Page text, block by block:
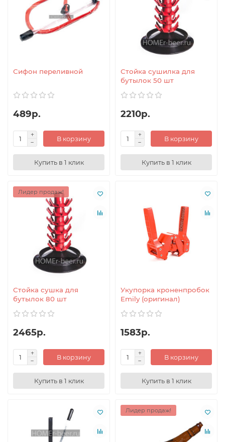
Сифон переливной
489р.
В корзину
Купить в 1 клик
Стойка сушилка для
бутылок 50 шт
2210р.
В корзину
Купить в 1 клик
Лидер продаж!
Стойка сушка для
бутылок 80 шт
2465р.
В корзину
Купить в 1 клик
Укупорка кроненпробок
Emily (оригинал)
1583р.
В корзину
Купить в 1 клик
Лидер продаж!